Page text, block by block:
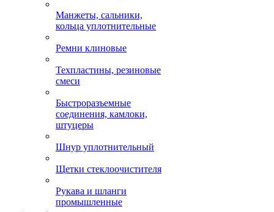
Манжеты, сальники,
кольца уплотнительные
Ремни клиновые
Техпластины, резиновые
смеси
Быстроразъемные
соединения, камлоки,
штуцеры
Шнур уплотнительный
Щетки стеклоочистителя
Рукава и шланги
промышленные